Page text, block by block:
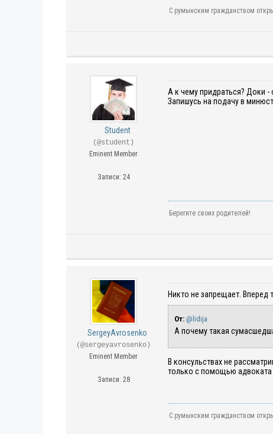
С румынским гражданством
Student
(@student)
Eminent Member
Записи: 24
А к чему придраться? Доки -
Запишусь на подачу в
Берегите своих родителей!
SergeyAvrosenko
(@sergeyavrosenko)
Eminent Member
Записи: 28
Никто не запрещает. Вперед
От: @lidija
А почему такая
В консульствах не
только с помощью адвоката
С румынским гражданством